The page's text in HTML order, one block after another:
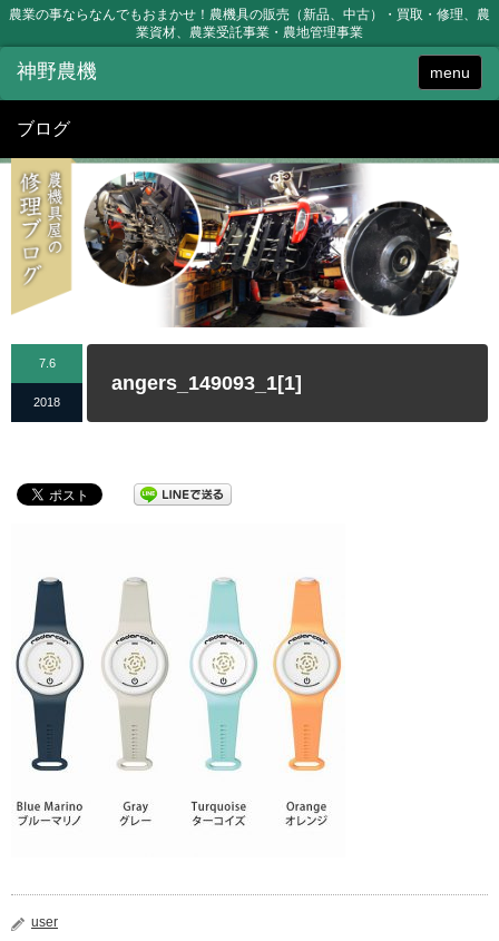
農業の事ならなんでもおまかせ！農機具の販売（新品、中古）・買取・修理、農
業資材、農業受託事業・農地管理事業
menu
ブログ
7.6
2018
angers_149093_1[1]
user